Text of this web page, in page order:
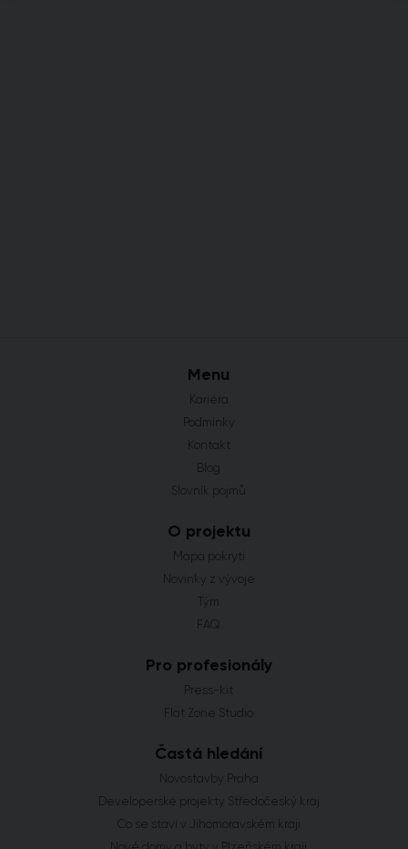
Menu
Kariéra
Podmínky
Kontakt
Blog
Slovník pojmů
O projektu
Mapa pokrytí
Novinky z vývoje
Tým
FAQ
Pro profesionály
Press-kit
Flat Zone Studio
Častá hledání
Novostavby Praha
Developerské projekty Středočeský kraj
Co se staví v Jihomoravském kraji